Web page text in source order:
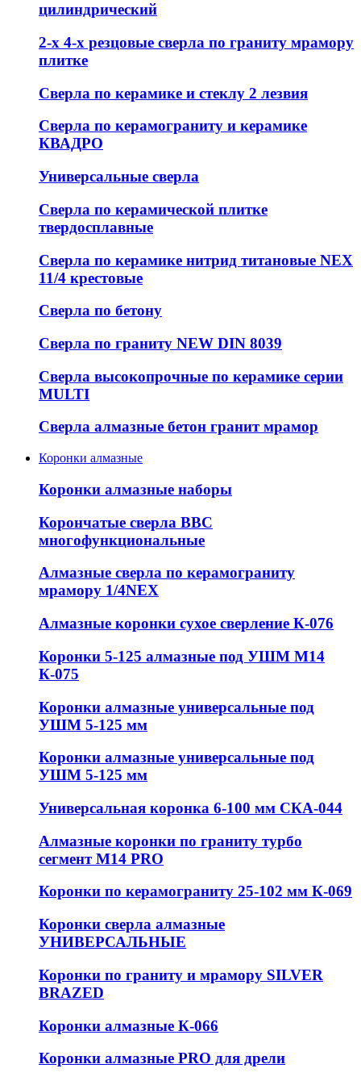
цилиндрический
2-х 4-х резцовые сверла по граниту мрамору
плитке
Сверла по керамике и стеклу 2 лезвия
Сверла по керамограниту и керамике
КВАДРО
Универсальные сверла
Сверла по керамической плитке
твердосплавные
Сверла по керамике нитрид титановые NEX
11/4 крестовые
Сверла по бетону
Сверла по граниту NEW DIN 8039
Сверла высокопрочные по керамике серии
MULTI
Сверла алмазные бетон гранит мрамор
Коронки алмазные
Коронки алмазные наборы
Корончатые сверла ВВС
многофункциональные
Алмазные сверла по керамограниту
мрамору 1/4NEX
Алмазные коронки сухое сверление К-076
Коронки 5-125 алмазные под УШМ М14
К-075
Коронки алмазные универсальные под
УШМ 5-125 мм
Коронки алмазные универсальные под
УШМ 5-125 мм
Универсальная коронка 6-100 мм СКА-044
Алмазные коронки по граниту турбо
сегмент М14 PRO
Коронки по керамограниту 25-102 мм К-069
Коронки сверла алмазные
УНИВЕРСАЛЬНЫЕ
Коронки по граниту и мрамору SILVER
BRAZED
Коронки алмазные К-066
Коронки алмазные PRO для дрели